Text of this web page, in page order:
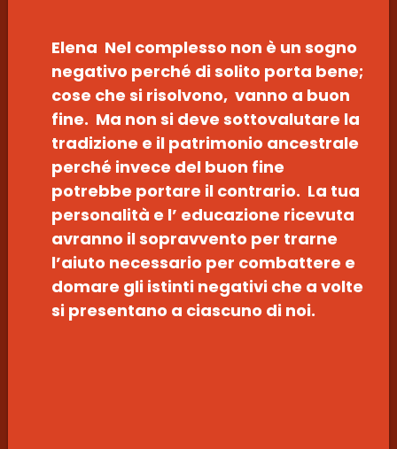
Elena Nel complesso non è un sogno
negativo perché di solito porta bene;
cose che si risolvono, vanno a buon
fine. Ma non si deve sottovalutare la
tradizione e il patrimonio ancestrale
perché invece del buon fine
potrebbe portare il contrario. La tua
personalità e l’ educazione ricevuta
avranno il sopravvento per trarne
l’aiuto necessario per combattere e
domare gli istinti negativi che a volte
si presentano a ciascuno di noi.